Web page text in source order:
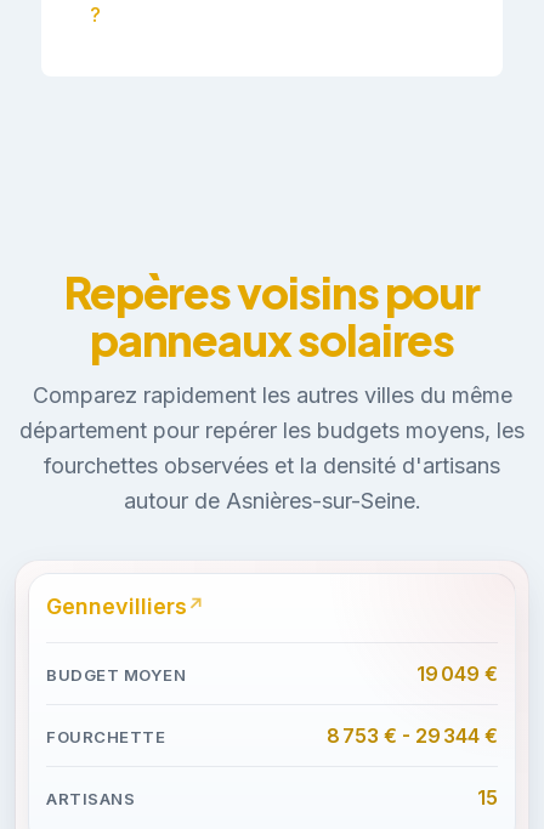
?
Repères voisins pour
panneaux solaires
Comparez rapidement les autres villes du même
département pour repérer les budgets moyens, les
fourchettes observées et la densité d'artisans
autour de Asnières-sur-Seine.
Gennevilliers
19 049 €
8 753 € - 29 344 €
15